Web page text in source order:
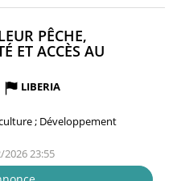
PÊCHE,
ET ACCÈS AU
LIBERIA
; Développement
23:55